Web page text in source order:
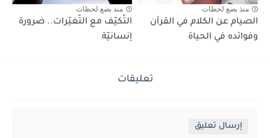
منذ بضع لحظات
الصيام عن الكلام في القرآن
وفوائده في الحياة
منذ بضع لحظات
التّكيّف مع التّغيّرات.. ضرورة
إنسانيّة
تعليقات
إرسال تعليق